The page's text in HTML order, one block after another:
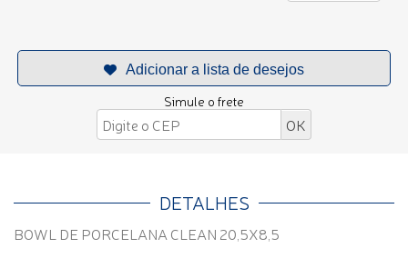
Simule o frete
DETALHES
BOWL DE PORCELANA CLEAN 20,5X8,5